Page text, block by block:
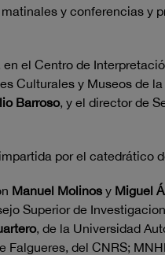
y conferencias
en el Centro de
Culturales y Museos de
Barroso, y el director de
por el catedrático
Manuel Molinos y Miguel
Superior de
, de la Universidad
Falgueres, del CNRS;